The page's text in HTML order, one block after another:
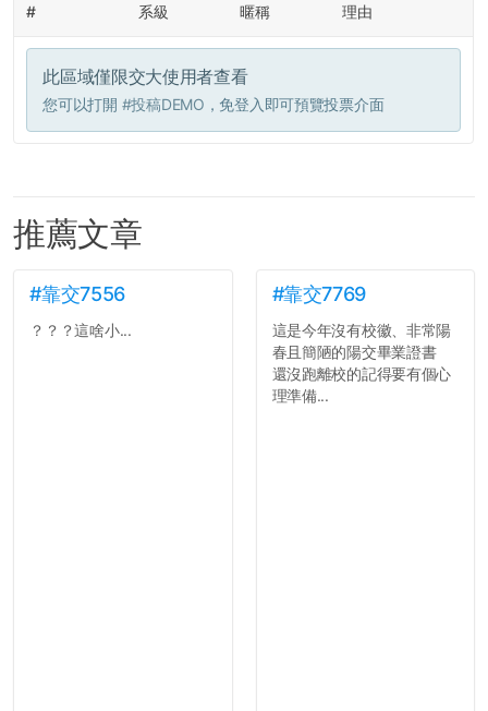
# 系級 暱稱 理由
此區域僅限交大使用者查看
您可以打開 #投稿DEMO ，免登入即可預覽投票介面
推薦文章
#靠交7556
？？？這啥小...
#靠交7769
這是今年沒有校徽、非常陽
春且簡陋的陽交畢業證書
還沒跑離校的記得要有個心
理準備...